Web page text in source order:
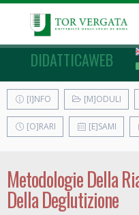
DIDATTICAWEB
[I]NFO [M]ODULI
[O]RARI [E]SAMI
Metodologie Della
Della Deglutizione